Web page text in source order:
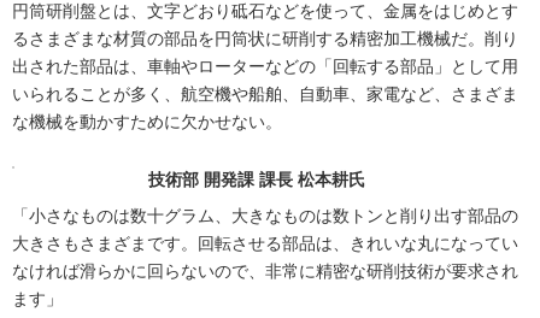
円筒研削盤とは、文字どおり砥石などを使って、金属をはじめとす
るさまざまな材質の部品を円筒状に研削する精密加工機械だ。削り
出された部品は、車軸やローターなどの「回転する部品」として用
いられることが多く、航空機や船舶、自動車、家電など、さまざま
な機械を動かすために欠かせない。
技術部 開発課 課長 松本耕氏
「小さなものは数十グラム、大きなものは数トンと削り出す部品の
大きさもさまざまです。回転させる部品は、きれいな丸になってい
なければ滑らかに回らないので、非常に精密な研削技術が要求され
ます」